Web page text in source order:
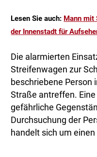
Lesen Sie auch: Mann mit
der Innenstadt für
Die alarmierten
Streifenwagen zur
beschriebene Person
Straße antreffen.
gefährliche
Durchsuchung der
handelt sich um